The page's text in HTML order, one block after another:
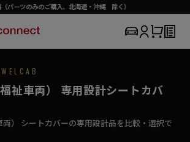
入、北海道・沖縄 除く）
TOYOTA / HIACE WELCAB
トカバー
上質なシートカバー。
ら›
祉車両） 専用設計シートカバ
両） シートカバーの専用設計品を比較・選択で